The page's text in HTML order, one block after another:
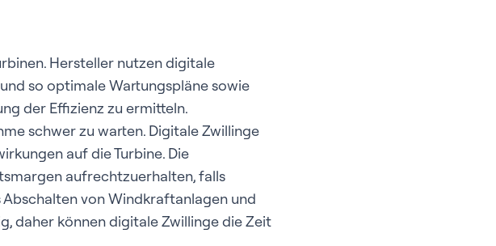
Hersteller nutzen digitale
so optimale Wartungspläne sowie
der Effizienz zu ermitteln.
schwer zu warten. Digitale Zwillinge
auf die Turbine. Die
aufrechtzuerhalten, falls
Abschalten von Windkraftanlagen und
daher können digitale Zwillinge die Zeit